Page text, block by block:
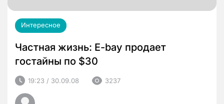
Интересное
Частная жизнь: E-bay продает
гостайны по $30
19:23 / 30.09.08 3237